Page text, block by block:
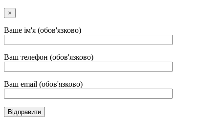
×
Ваше ім'я (обов'язково)
Ваш телефон (обов'язково)
Ваш email (обов'язково)